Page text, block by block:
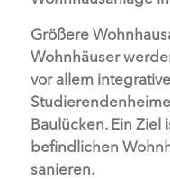
Größere
Wohnhäuser
vor allem
Baulücken. Ein Ziel
befindlichen
sanieren.